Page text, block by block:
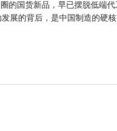
的国货新品，早已摆脱低端
展的背后，是中国制造的硬核